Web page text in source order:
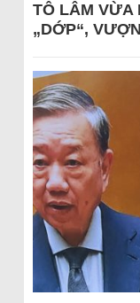
TÔ LÂM VỪA
„DỚP“,